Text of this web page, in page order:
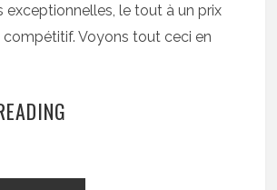
exceptionnelles, le tout à un prix
Voyons tout ceci en